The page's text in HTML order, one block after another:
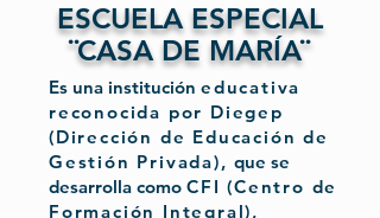
ESCUELA ESPECIAL
¨CASA DE MARÍA¨
Es una institución educativa
reconocida por Diegep
(Dirección de Educación de
Gestión Privada),que se
desarrolla como CFI (Centro de
Formación Integral),